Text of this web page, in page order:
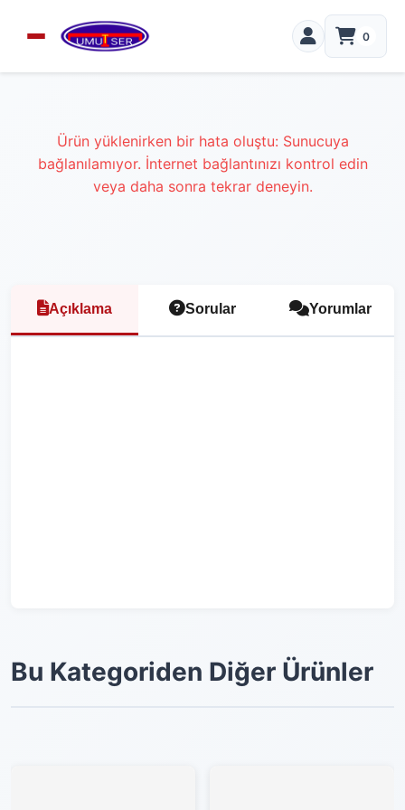
0
Ürün yüklenirken bir hata oluştu: Sunucuya
bağlanılamıyor. İnternet bağlantınızı kontrol edin
veya daha sonra tekrar deneyin.
Açıklama Sorular Yorumlar
Bu Kategoriden Diğer Ürünler